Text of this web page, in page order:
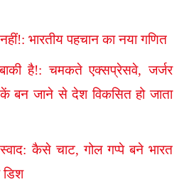
नहीं!: भारतीय पहचान का नया गणित
है!: चमकते एक्सप्रेसवे, जर्जर
बन जाने से देश विकसित हो जाता
कैसे चाट, गोल गप्पे बने भारत
डिश